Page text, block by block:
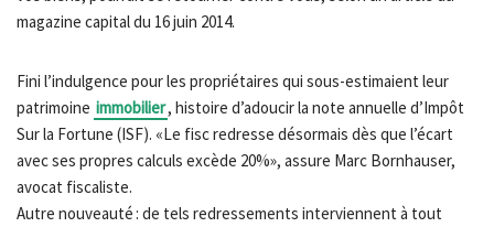
magazine capital du 16 juin 2014.
Fini l’indulgence pour les propriétaires qui sous-estimaient leur
patrimoine immobilier, histoire d’adoucir la note annuelle d’Impôt
Sur la Fortune (ISF). «Le fisc redresse désormais dès que l’écart
avec ses propres calculs excède 20%», assure Marc Bornhauser,
avocat fiscaliste.
Autre nouveauté : de tels redressements interviennent à tout